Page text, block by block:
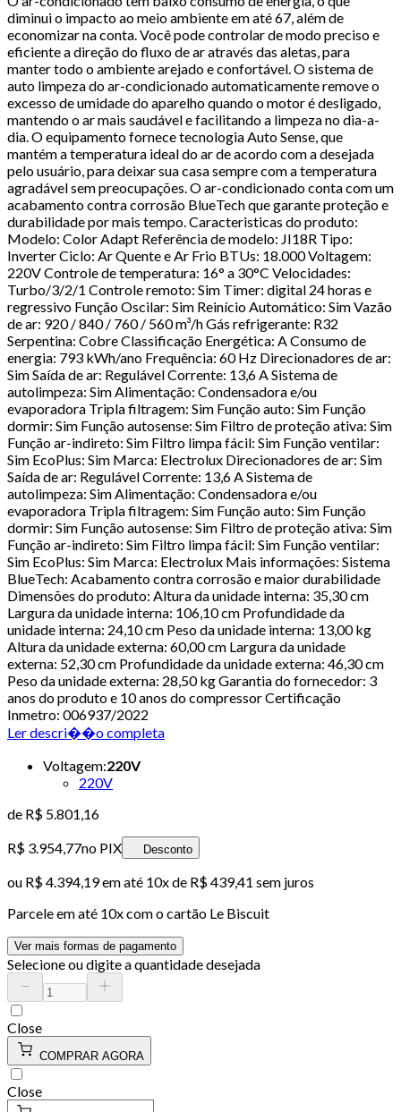
diminui o impacto ao meio ambiente em até 67, além de
economizar na conta. Você pode controlar de modo preciso e
eficiente a direção do fluxo de ar através das aletas, para
manter todo o ambiente arejado e confortável. O sistema de
auto limpeza do ar-condicionado automaticamente remove o
excesso de umidade do aparelho quando o motor é desligado,
mantendo o ar mais saudável e facilitando a limpeza no dia-a-
dia. O equipamento fornece tecnologia Auto Sense, que
mantém a temperatura ideal do ar de acordo com a desejada
pelo usuário, para deixar sua casa sempre com a temperatura
agradável sem preocupações. O ar-condicionado conta com um
acabamento contra corrosão BlueTech que garante proteção e
durabilidade por mais tempo. Caracteristicas do produto:
Modelo: Color Adapt Referência de modelo: JI18R Tipo:
Inverter Ciclo: Ar Quente e Ar Frio BTUs: 18.000 Voltagem:
220V Controle de temperatura: 16° a 30°C Velocidades:
Turbo/3/2/1 Controle remoto: Sim Timer: digital 24 horas e
regressivo Função Oscilar: Sim Reinício Automático: Sim Vazão
de ar: 920 / 840 / 760 / 560 m³/h Gás refrigerante: R32
Serpentina: Cobre Classificação Energética: A Consumo de
energia: 793 kWh/ano Frequência: 60 Hz Direcionadores de ar:
Sim Saída de ar: Regulável Corrente: 13,6 A Sistema de
autolimpeza: Sim Alimentação: Condensadora e/ou
evaporadora Tripla filtragem: Sim Função auto: Sim Função
dormir: Sim Função autosense: Sim Filtro de proteção ativa: Sim
Função ar-indireto: Sim Filtro limpa fácil: Sim Função ventilar:
Sim EcoPlus: Sim Marca: Electrolux Direcionadores de ar: Sim
Saída de ar: Regulável Corrente: 13,6 A Sistema de
autolimpeza: Sim Alimentação: Condensadora e/ou
evaporadora Tripla filtragem: Sim Função auto: Sim Função
dormir: Sim Função autosense: Sim Filtro de proteção ativa: Sim
Função ar-indireto: Sim Filtro limpa fácil: Sim Função ventilar:
Sim EcoPlus: Sim Marca: Electrolux Mais informações: Sistema
BlueTech: Acabamento contra corrosão e maior durabilidade
Dimensões do produto: Altura da unidade interna: 35,30 cm
Largura da unidade interna: 106,10 cm Profundidade da
unidade interna: 24,10 cm Peso da unidade interna: 13,00 kg
Altura da unidade externa: 60,00 cm Largura da unidade
externa: 52,30 cm Profundidade da unidade externa: 46,30 cm
Peso da unidade externa: 28,50 kg Garantia do fornecedor: 3
anos do produto e 10 anos do compressor Certificação
Inmetro: 006937/2022
Ler descri��o completa
Voltagem:220V
220V
de R$ 5.801,16
R$ 3.954,77no PIX Desconto
ou R$ 4.394,19em até 10x de R$ 439,41 sem juros
Parcele em até 10x com o cartão Le Biscuit
Ver mais formas de pagamento
Selecione ou digite a quantidade desejada
Close
COMPRAR AGORA
Close